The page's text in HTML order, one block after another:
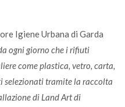
Igiene Urbana di Garda
ogni giorno che i rifiuti
come plastica, vetro, carta,
tramite la raccolta
di Land Art di